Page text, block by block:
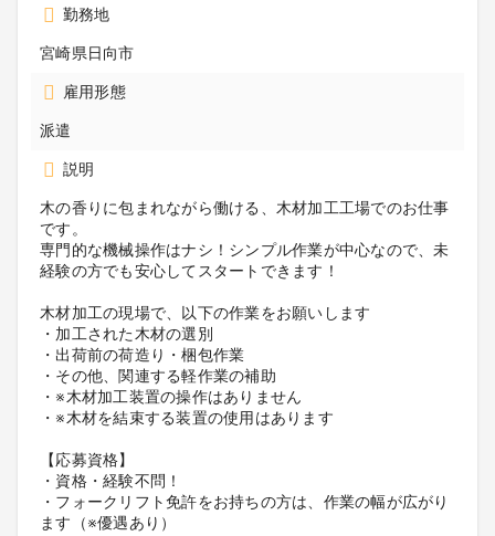
勤務地
宮崎県日向市
雇用形態
派遣
説明
木の香りに包まれながら働ける、木材加工工場でのお仕事
です。
専門的な機械操作はナシ！シンプル作業が中心なので、未
経験の方でも安心してスタートできます！
木材加工の現場で、以下の作業をお願いします
・加工された木材の選別
・出荷前の荷造り・梱包作業
・その他、関連する軽作業の補助
・※木材加工装置の操作はありません
・※木材を結束する装置の使用はあります
【応募資格】
・資格・経験不問！
・フォークリフト免許をお持ちの方は、作業の幅が広がり
ます（※優遇あり）